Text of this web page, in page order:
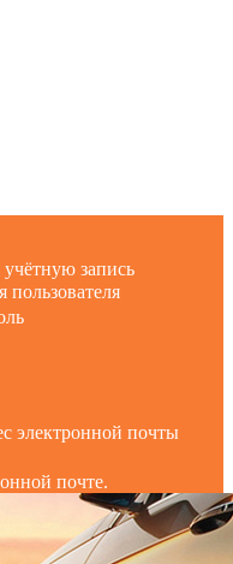
запись
электронной почты
почте.